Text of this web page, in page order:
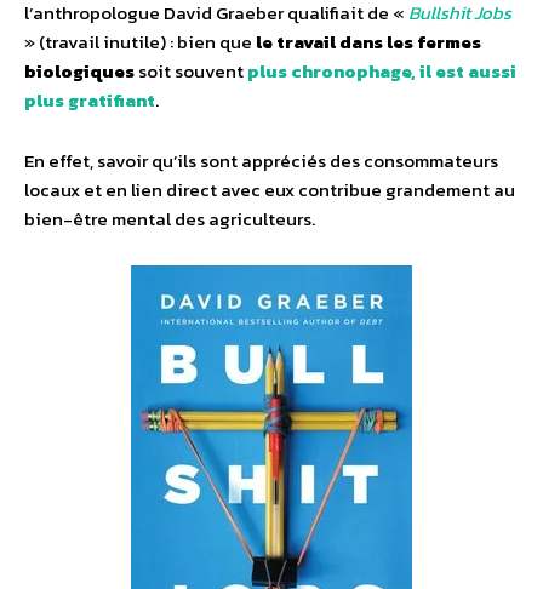
l’anthropologue David Graeber qualifiait de « Bullshit Jobs
» (travail inutile) : bien que le travail dans les fermes
biologiquessoit souventplus chronophage, il est aussi
plus gratifiant.
En effet, savoir qu’ils sont appréciés des consommateurs
locaux et en lien direct avec eux contribue grandement au
bien-être mental des agriculteurs.